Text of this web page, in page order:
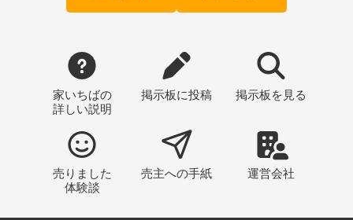
家いちばの
詳しい説明
掲示板に投稿 掲示板 を見る
売りました
体験談
売主への手紙 運営会社